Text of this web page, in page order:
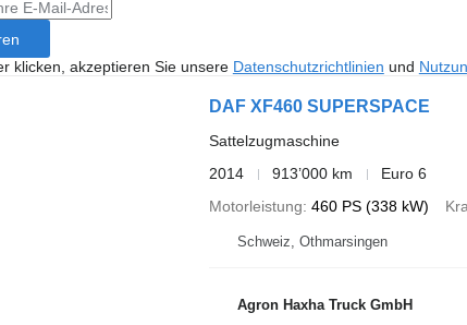
klicken, akzeptieren Sie unsere Datenschutzrichtlinien und
DAF XF460 SUPERSPACE
Sattelzugmaschine
2014
913’000 km
Euro 6
Motorleistung 460 PS (338 kW)
Schweiz, Othmarsingen
Agron Haxha Truck GmbH